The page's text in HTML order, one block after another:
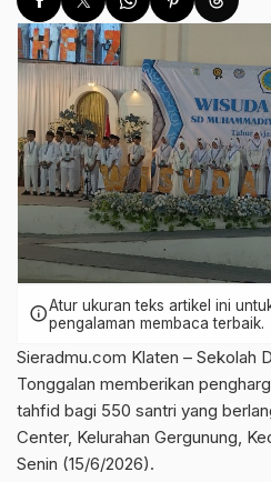
infoAtur ukuran teks artikel ini
pengalaman membaca terbaik.
Sieradmu.com Klaten – Sekolah
Tonggalan memberikan
tahfid bagi 550 santri yang
Center, Kelurahan Gergunung,
Senin (15/6/2026).